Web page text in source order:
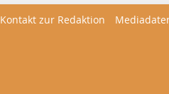
Kontakt zur Redaktion